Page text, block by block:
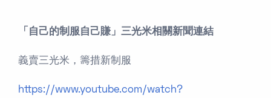
「自己的制服自己賺」三光米相關新聞連結
義賣三光米，籌措新制服
https://www.youtube.com/watch?